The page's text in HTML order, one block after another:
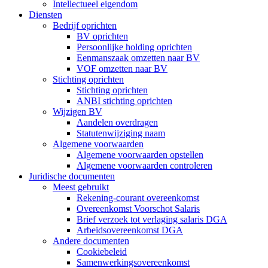
Intellectueel eigendom
Diensten
Bedrijf oprichten
BV oprichten
Persoonlijke holding oprichten
Eenmanszaak omzetten naar BV
VOF omzetten naar BV
Stichting oprichten
Stichting oprichten
ANBI stichting oprichten
Wijzigen BV
Aandelen overdragen
Statutenwijziging naam
Algemene voorwaarden
Algemene voorwaarden opstellen
Algemene voorwaarden controleren
Juridische documenten
Meest gebruikt
Rekening-courant overeenkomst
Overeenkomst Voorschot Salaris
Brief verzoek tot verlaging salaris DGA
Arbeidsovereenkomst DGA
Andere documenten
Cookiebeleid
Samenwerkingsovereenkomst